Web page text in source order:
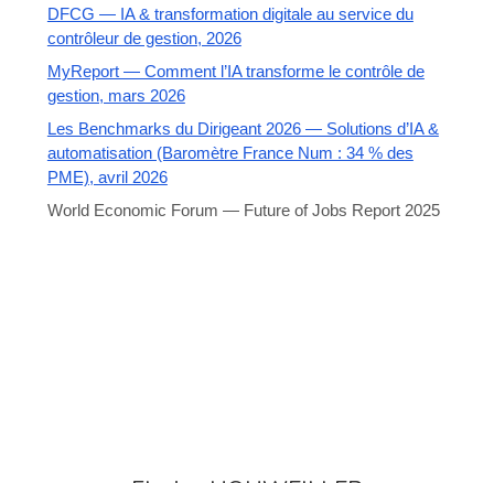
DFCG — IA & transformation digitale au service du
contrôleur de gestion, 2026
MyReport — Comment l’IA transforme le contrôle de
gestion, mars 2026
Les Benchmarks du Dirigeant 2026 — Solutions d’IA &
automatisation (Baromètre France Num : 34 % des
PME), avril 2026
World Economic Forum — Future of Jobs Report 2025